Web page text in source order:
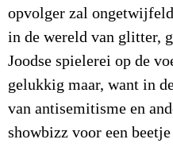
opvolger zal
in de wereld van glitter,
Joodse spielerei op de
gelukkig maar, want in
van antisemitisme en
showbizz voor een